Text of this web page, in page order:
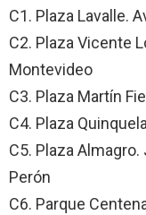
C1. Plaza Lavalle.
C2. Plaza Vicente
Montevideo
C3. Plaza Martín
C4. Plaza
C5. Plaza
Perón
C6. Parque